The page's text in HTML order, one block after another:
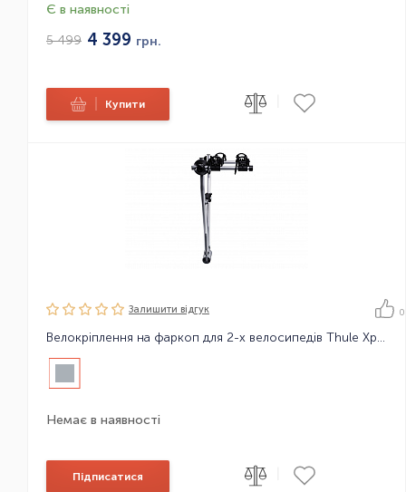
Є в наявності
5 499 4 399 грн.
Купити
Залишити вiдгук 0
Велокріплення на фаркоп для 2-х велосипедів Thule Xpress 970
Немає в наявності
Підписатися